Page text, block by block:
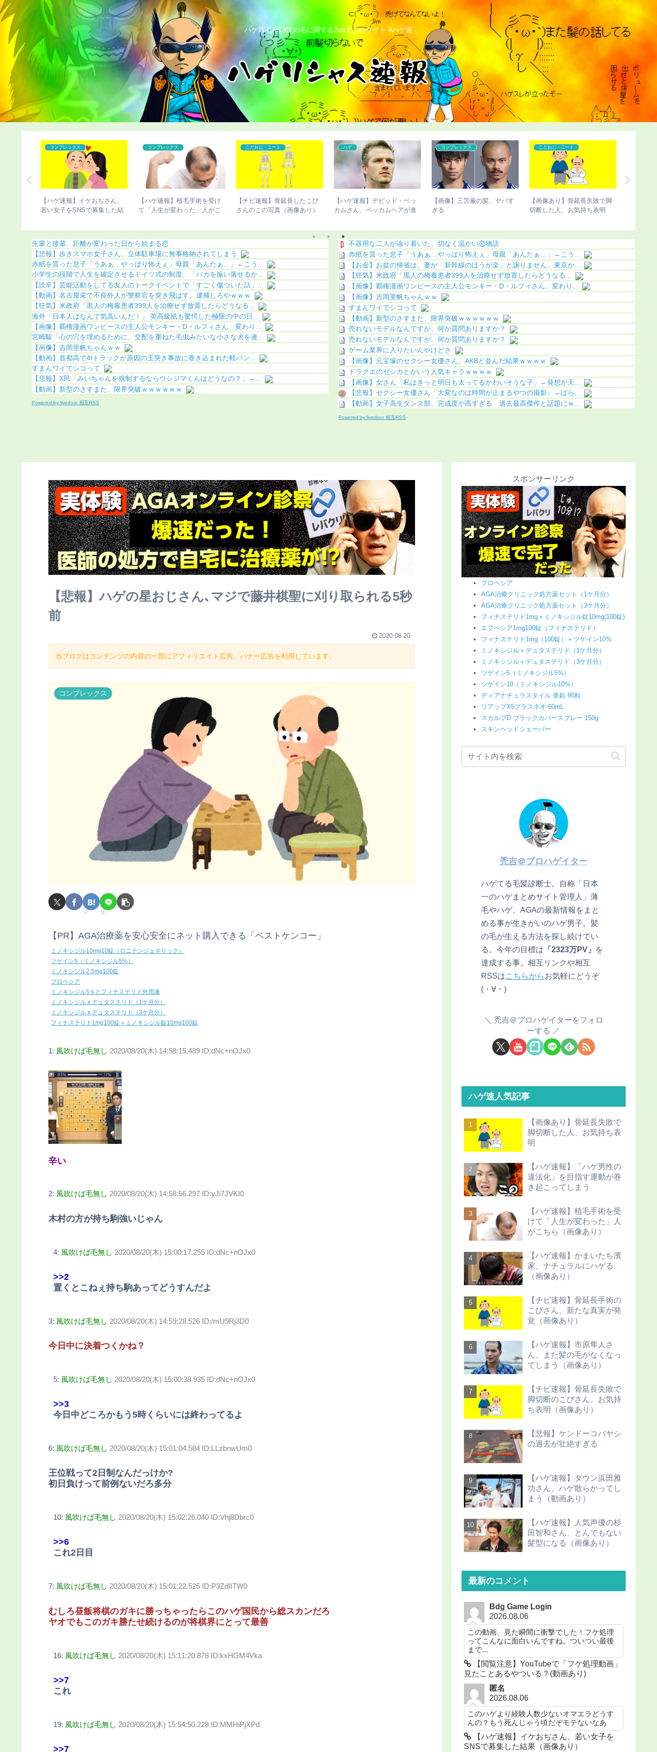
ハゲ薄毛AGA髪の毛に関する2chまとめサイト #ハゲ速
コンプレックス
【ハゲ速報】イケおぢさん、
若い女子をSNSで募集した結
コンプレックス
【ハゲ速報】植毛手術を受け
て「人生が変わった」人がこ
こどおじ・ニート
【チビ速報】骨延長したこび
さんのこの写真（画像あり）
ハゲ
【ハゲ速報】デビッド・ベッ
カムさん、ベッカムヘアが進
コンプレックス
【画像】三笘薫の髪、ヤバす
ぎる
こどおじ・ニート
【画像あり】骨延長失敗で脚
切断した人、お気持ち表明
先輩と後輩、距離が変わった日から始まる恋
【悲報】歩きスマホ女子さん、立体駐車場に無事格納されてしまう
赤紙を貰った息子「うあぁ…やっぱり怖えぇ」母親「あんたぁ…」←こう...
小学生の段階で人生を確定させるドイツ式の制度、「バカを振い落せるか...
【読辛】芸能活動をしてる友人のトークイベントで「すごく傷ついた話」...
【動画】名古屋栄で不良外人が警察官を突き飛ばす。逮捕しろやｗｗｗ
【狂気】米政府「黒人の梅毒患者399人を治療せず放置したらどうなる...
海外「日本人はなんて気高いんだ！」 英高級紙も驚愕した極限の中の日...
【画像】覇権漫画ワンピースの主人公モンキー・D・ルフィさん、変わり...
宮崎駿「心の穴を埋めるために、交配を重ねた毛虫みたいな小さな犬を連...
【画像】吉岡里帆ちゃんｗｗ
【動画】首都高で4tトラックが原因の玉突き事故に巻き込まれた軽バン...
すまんワイでシコって
【悲報】X民「みいちゃんを規制するならウシジマくんはどうなの？」→...
【動画】新型のさすまた、限界突破ｗｗｗｗｗｗ
Powered by livedoor 相互RSS
不器用な二人が辿り着いた、切なく温かい恋物語
赤紙を貰った息子「うあぁ…やっぱり怖えぇ」母親「あんたぁ…」←こう...
【お金】お盆の帰省は、妻が「新幹線のほうが楽」と譲りません。東京か...
【狂気】米政府「黒人の梅毒患者399人を治療せず放置したらどうなる...
【画像】覇権漫画ワンピースの主人公モンキー・D・ルフィさん、変わり...
【画像】吉岡里帆ちゃんｗｗ
すまんワイでシコって
【動画】新型のさすまた、限界突破ｗｗｗｗｗｗ
売れないモデルなんですが、何か質問ありますか？
売れないモデルなんですが、何か質問ありますか？
ゲーム業界に入りたいんやけどさ
【画像】元宝塚のセクシー女優さん、AKBと並んだ結果ｗｗｗｗ
ドラクエのゼシカとかいう人気キャラｗｗｗｗ
【画像】女さん「私はきっと明日も太ってるかわいそうな子」←発想が天...
【悲報】セクシー女優さん「大変なのは時間が止まるやつの撮影」←ばら...
【動画】女子高生ダンス部、完成度が高すぎる 過去最高傑作と話題にｗ...
Powered by livedoor 相互RSS
【悲報】ハゲの星おじさん､マジで藤井棋聖に刈り取られる5秒
前
2020.08.20
当ブログはコンテンツの内容の一部にアフィリエイト広告、バナー広告を利用しています。
コンプレックス
0 0
【PR】AGA治療薬を安心安全にネット購入できる「ベストケンコー」
ミノキシジル10mg10錠（ロニテンジェネリック）
ツゲイン5（ミノキシジル5%）
ミノキシジル2.5mg100錠
プロペシア
ミノキシジル5％とフィナステリド外用液
ミノキシジル x デュタステリド（1ケ月分）
ミノキシジル x デュタステリド（3ケ月分）
フィナステリド1mg100錠＋ミノキシジル錠10mg100錠
1: 風吹けば毛無し 2020/08/20(木) 14:58:15.489 ID:dNc+nOJx0
辛い
2: 風吹けば毛無し 2020/08/20(木) 14:58:56.297 ID:yJi7JVKI0
木村の方が持ち駒強いじゃん
4: 風吹けば毛無し 2020/08/20(木) 15:00:17.255 ID:dNc+nOJx0
>>2
置くとこねぇ持ち駒あってどうすんだよ
3: 風吹けば毛無し 2020/08/20(木) 14:59:28.526 ID:/mU9Rj3D0
今日中に決着つくかね？
5: 風吹けば毛無し 2020/08/20(木) 15:00:38.935 ID:dNc+nOJx0
>>3
今日中どころかもう5時くらいには終わってるよ
6: 風吹けば毛無し 2020/08/20(木) 15:01:04.584 ID:LLzbnwUm0
王位戦って2日制なんだっけか?
初日負けって前例ないだろ多分
10: 風吹けば毛無し 2020/08/20(木) 15:02:26.040 ID:Vhj8Dbrc0
>>6
これ2日目
7: 風吹けば毛無し 2020/08/20(木) 15:01:22.525 ID:P3ZdIITW0
むしろ昼飯将棋のガキに勝っちゃったらこのハゲ国民から総スカンだろ
ヤオでもこのガキ勝たせ続けるのが将棋界にとって最善
16: 風吹けば毛無し 2020/08/20(木) 15:11:20.878 ID:kxHGM4Vka
>>7
これ
19: 風吹けば毛無し 2020/08/20(木) 15:54:50.228 ID:MMHiPjXPd
>>7
スポンサーリンク
プロペシア
AGA治療クリニック処方薬セット（1ケ月分）
AGA治療クリニック処方薬セット（3ケ月分）
フィナステリド1mg＋ミノキシジル錠10mg(100錠)
エフぺシア1mg100錠（フィナステリド）
フィナステリド1mg（100錠）＋ツゲイン10%
ミノキシジル＋デュタステリド（1ケ月分）
ミノキシジル＋デュタステリド（3ケ月分）
ツゲイン5（ミノキシジル5%）
ツゲイン10（ミノキシジル10%）
ディアナチュラスタイル 亜鉛 90粒
リアップX5プラスネオ 60mL
スカルプD ブラックカバースプレー 150g
スキンヘッドシェーバー
禿吉＠プロハゲイター
ハゲてる毛髪診断士。自称「日本
一のハゲまとめサイト管理人」薄
毛やハゲ、AGAの最新情報をまと
める事が生きがいのハゲ男子。髪
の毛が生える方法を探し続けてい
る。今年の目標は 「2323万PV」 を
達成する事。相互リンクや相互
RSSはこちらからお気軽にどうぞ
(・∀・)
禿吉＠プロハゲイターをフォロ
ーする
ハゲ速人気記事
【画像あり】骨延長失敗で
脚切断した人、お気持ち表
明
【ハゲ速報】「ハゲ男性の
違法化」を目指す運動が巻
き起こってしまう
【ハゲ速報】植毛手術を受
けて「人生が変わった」人
がこちら（画像あり）
【ハゲ速報】かまいたち濱
家、ナチュラルにハゲる
（画像あり）
【チビ速報】骨延長手術の
こびさん、新たな真実が発
覚（画像あり）
【ハゲ速報】市原隼人さ
ん、また髪の毛がなくなっ
てしまう（画像あり）
【チビ速報】骨延長失敗で
脚切断のこびさん、お気持
ち表明（画像あり）
【悲報】ケンドーコバヤシ
の過去が壮絶すぎる
【ハゲ速報】ダウン浜田雅
功さん、ハゲ散らかってし
まう（動画あり）
【ハゲ速報】人気声優の杉
田智和さん、とんでもない
髪型になる（画像あり）
最新のコメント
Bdg Game Login
2026.08.06
この動画、見た瞬間に衝撃でした！フケ処理
ってこんなに面白いんですね。ついつい最後
まで...
【閲覧注意】YouTubeで「フケ処理動画」
見たことあるやついる？(動画あり)
匿名
2026.08.06
このハゲより経験人数少ないオマエラどうす
んの？もう死んじゃう頃だぞモテないなあ
【ハゲ速報】イケおぢさん、若い女子を
SNSで募集した結果（画像あり）